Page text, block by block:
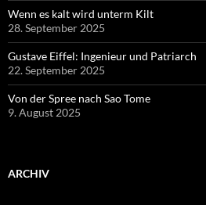
Wenn es kalt wird unterm Kilt
28. September 2025
Gustave Eiffel: Ingenieur und Patriarch
22. September 2025
Von der Spree nach Sao Tome
9. August 2025
ARCHIV